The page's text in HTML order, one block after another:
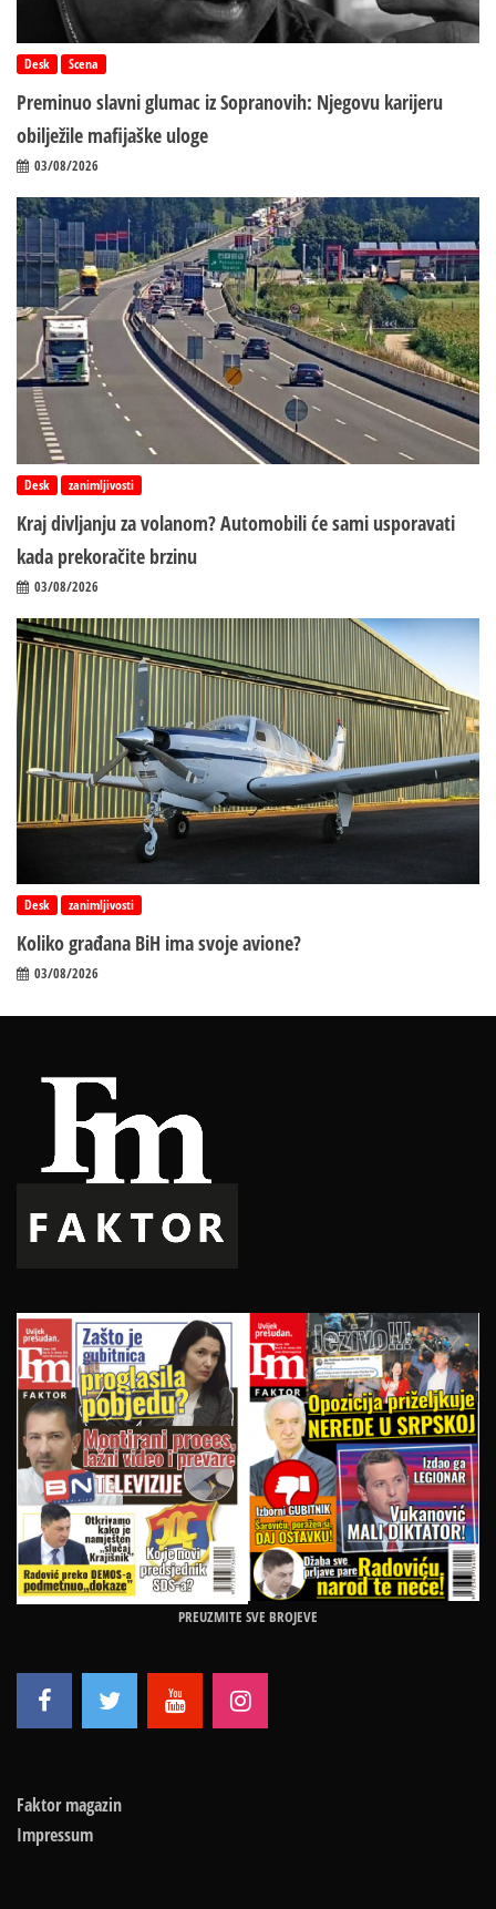
Desk Scena
Preminuo slavni glumac iz Sopranovih: Njegovu karijeru
obilježile mafijaške uloge
03/08/2026
Desk zanimljivosti
Kraj divljanju za volanom? Automobili će sami usporavati
kada prekoračite brzinu
03/08/2026
Desk zanimljivosti
Koliko građana BiH ima svoje avione?
03/08/2026
PREUZMITE SVE BROJEVE
Faktor magazin
Impressum